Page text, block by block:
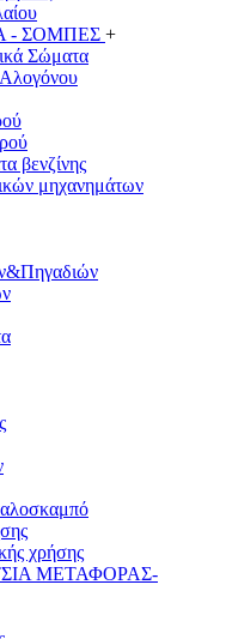
- ΣΟΜΠΕΣ +
Σώματα
βενζίνης
μηχανημάτων
χρήσης
ΜΕΤΑΦΟΡΑΣ-